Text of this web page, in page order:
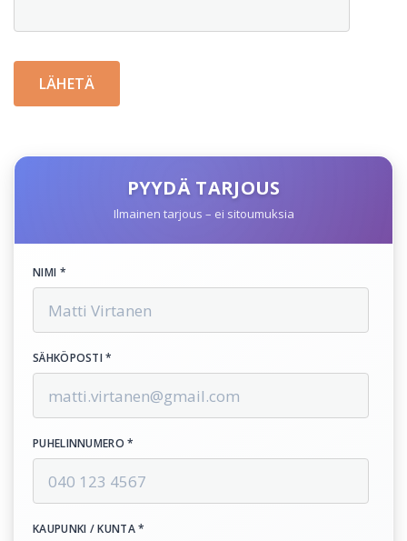
PYYDÄ TARJOUS
Ilmainen tarjous – ei sitoumuksia
NIMI *
SÄHKÖPOSTI *
PUHELINNUMERO *
KAUPUNKI / KUNTA *